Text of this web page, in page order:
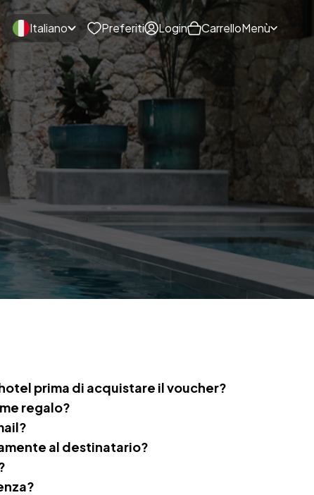
Italiano Preferiti Login CarrelloMenù
prima di acquistare il voucher?
regalo?
al destinatario?